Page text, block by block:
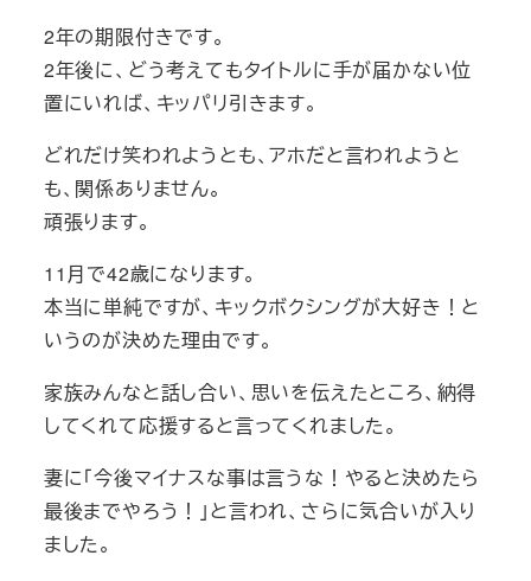
2年の期限付きです。
2年後に、どう考えてもタイトルに手が届かない位
置にいれば、キッパリ引きます。
どれだけ笑われようとも、アホだと言われようと
も、関係ありません。
頑張ります。
11月で42歳になります。
本当に単純ですが、キックボクシングが大好き！と
いうのが決めた理由です。
家族みんなと話し合い、思いを伝えたところ、納得
してくれて応援すると言ってくれました。
妻に「今後マイナスな事は言うな！やると決めたら
最後までやろう！」と言われ、さらに気合いが入り
ました。